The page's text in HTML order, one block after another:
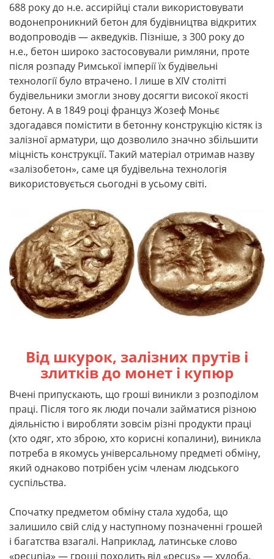
688 року до н.е. ассирійці стали використовувати
водонепроникний бетон для будівництва відкритих
водопроводів — акведуків. Пізніше, з 300 року до
н.е., бетон широко застосовували римляни, проте
після розпаду Римської імперії їх будівельні
технології було втрачено. І лише в XIV столітті
будівельники змогли знову досягти високої якості
бетону. А в 1849 році француз Жозеф Моньє
здогадався помістити в бетонну конструкцію кістяк із
залізної арматури, що дозволило значно збільшити
міцність конструкції. Такий матеріал отримав назву
«залізобетон», саме ця будівельна технологія
використовується сьогодні в усьому світі.
Від шкурок, залізних прутів і
злитків до монет і купюр
Вчені припускають, що гроші виникли з розподілом
праці. Після того як люди почали займатися різною
діяльністю і виробляти зовсім різні продукти праці
(хто одяг, хто зброю, хто корисні копалини), виникла
потреба в якомусь універсальному предметі обміну,
який однаково потрібен усім членам людського
суспільства.
Спочатку предметом обміну стала худоба, що
залишило свій слід у наступному позначенні грошей
і багатства взагалі. Наприклад, латинське слово
«pecunia» — гроші походить від «pecus» — худоба.